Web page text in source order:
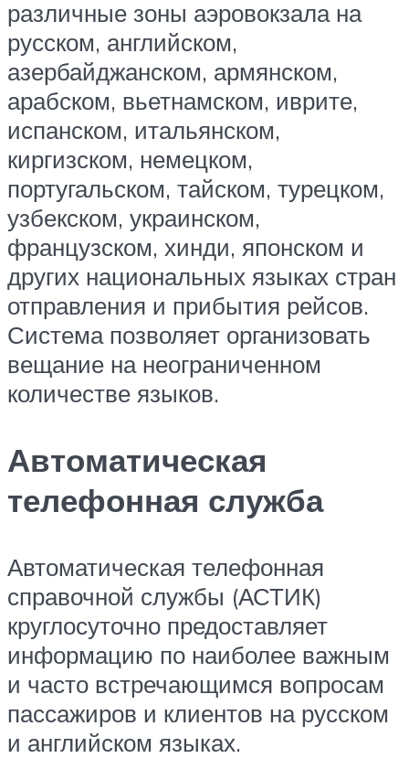
различные зоны аэровокзала на
русском, английском,
азербайджанском, армянском,
арабском, вьетнамском, иврите,
испанском, итальянском,
киргизском, немецком,
португальском, тайском, турецком,
узбекском, украинском,
французском, хинди, японском и
других национальных языках стран
отправления и прибытия рейсов.
Система позволяет организовать
вещание на неограниченном
количестве языков.
Автоматическая
телефонная служба
Автоматическая телефонная
справочной службы (АСТИК)
круглосуточно предоставляет
информацию по наиболее важным
и часто встречающимся вопросам
пассажиров и клиентов на русском
и английском языках.